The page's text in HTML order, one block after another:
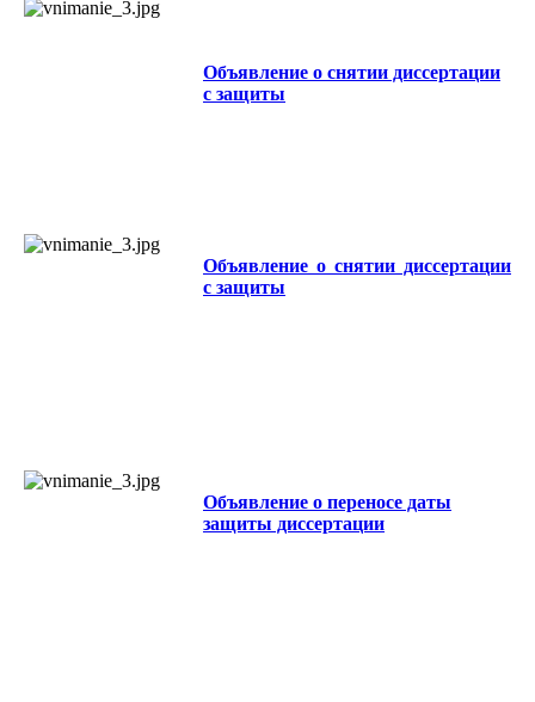
Объявление о снятии диссертации
с защиты
Объявление о снятии диссертации
с защиты
Объявление о переносе даты
защиты диссертации